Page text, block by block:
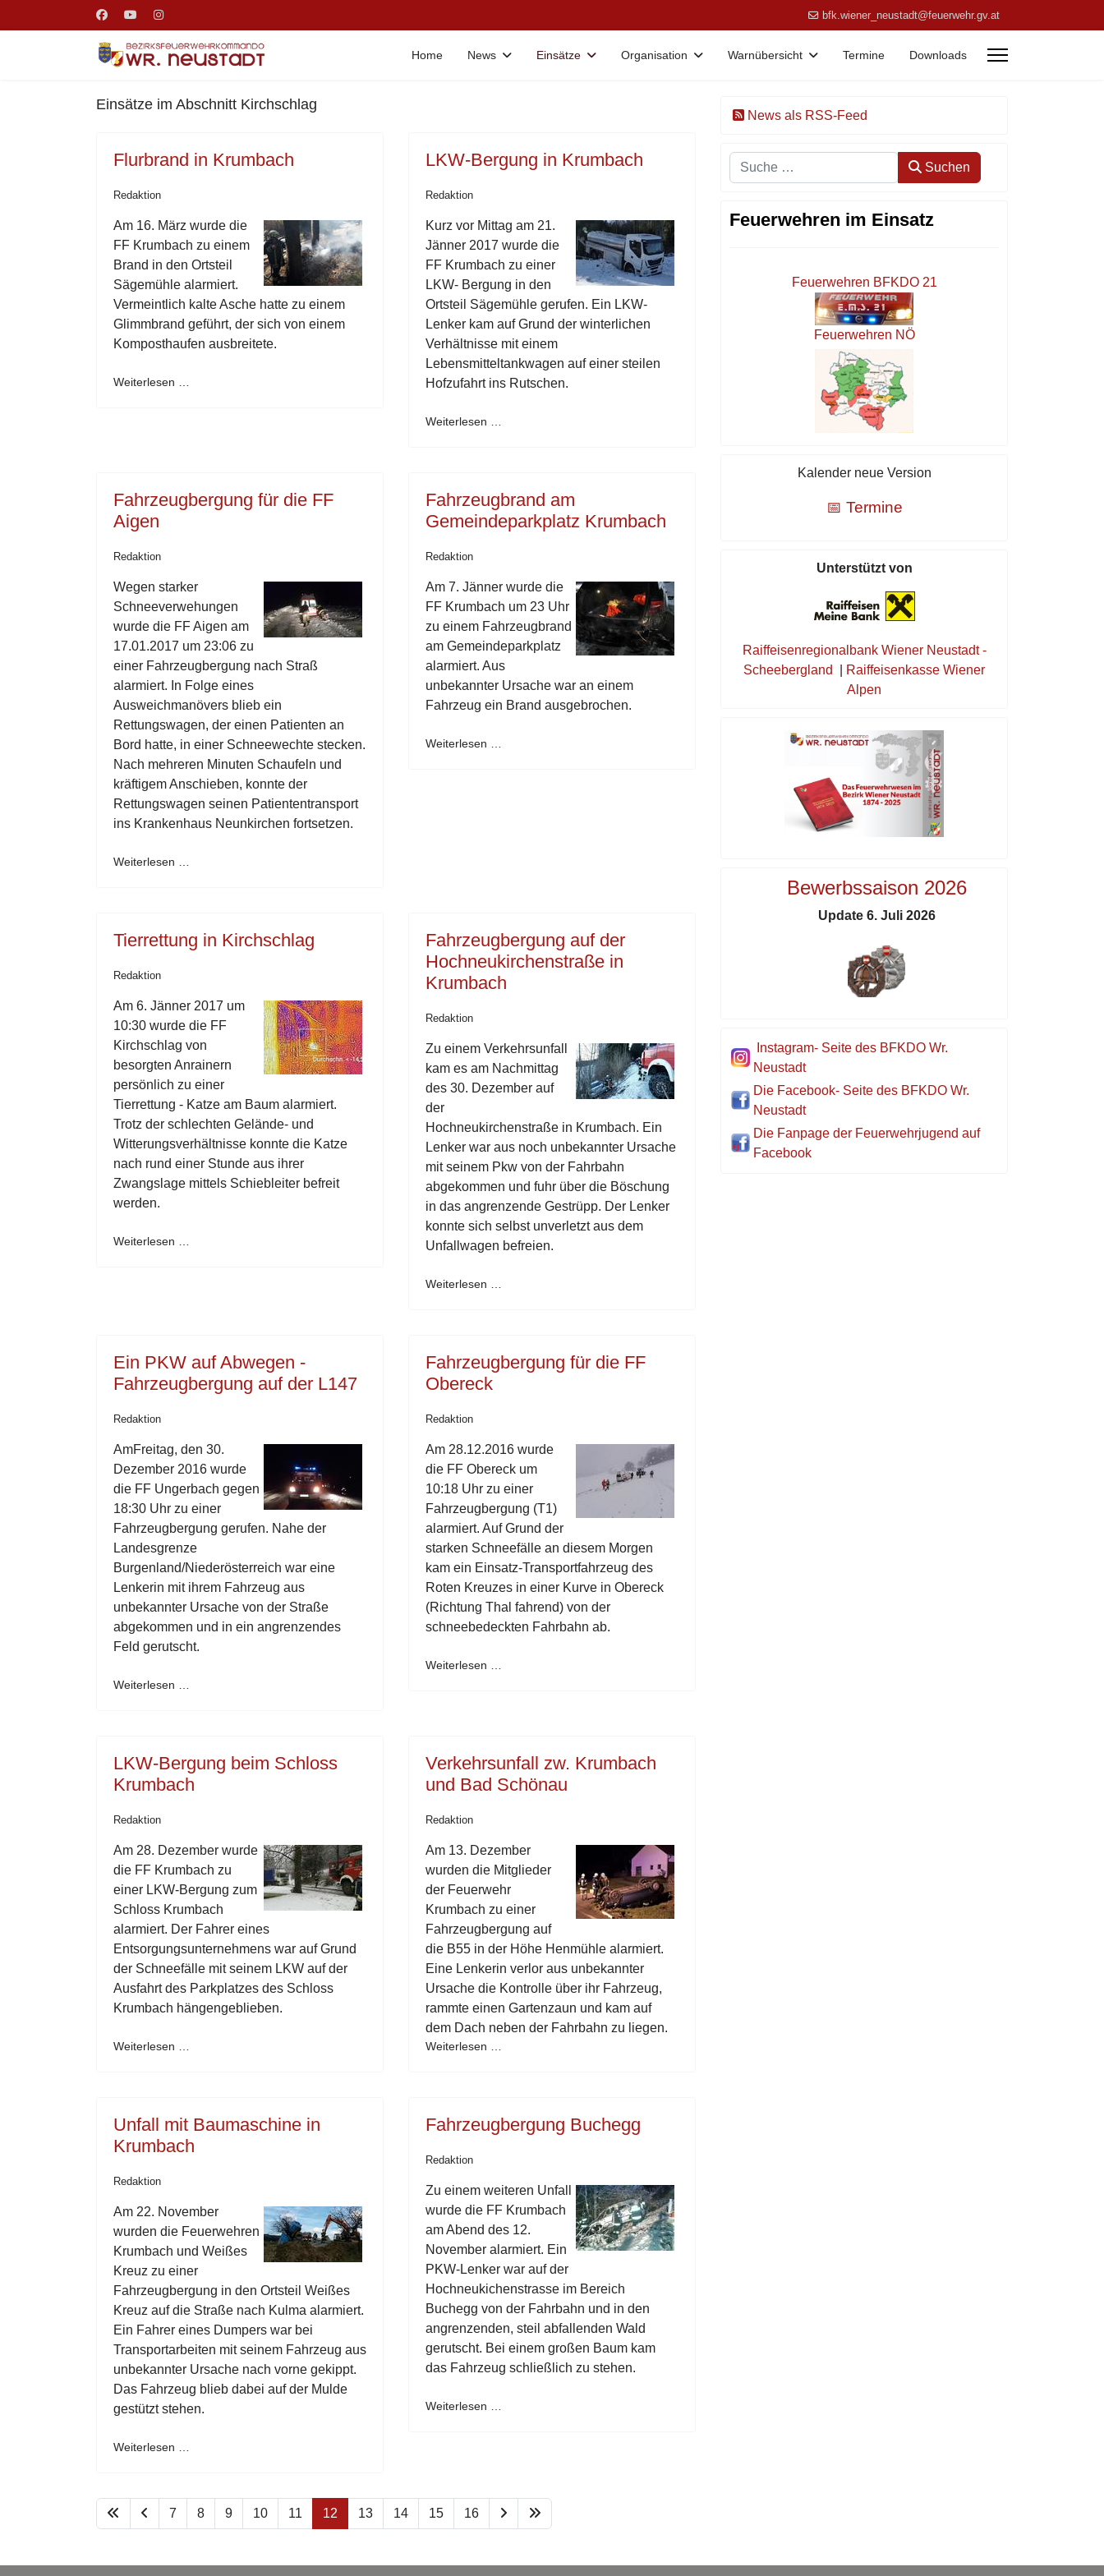
bfk.wiener_neustadt@feuerwehr.gv.at
Home News Einsätze Organisation Warnübersicht Termine Downloads
Einsätze im Abschnitt Kirchschlag
Flurbrand in Krumbach
Redaktion
Am 16. März wurde die
FF Krumbach zu einem
Brand in den Ortsteil
Sägemühle alarmiert.
Vermeintlich kalte Asche hatte zu einem
Glimmbrand geführt, der sich von einem
Komposthaufen ausbreitete.
Weiterlesen …
LKW-Bergung in Krumbach
Redaktion
Kurz vor Mittag am 21.
Jänner 2017 wurde die
FF Krumbach zu einer
LKW- Bergung in den
Ortsteil Sägemühle gerufen. Ein LKW-
Lenker kam auf Grund der winterlichen
Verhältnisse mit einem
Lebensmitteltankwagen auf einer steilen
Hofzufahrt ins Rutschen.
Weiterlesen …
Fahrzeugbergung für die FF
Aigen
Redaktion
Wegen starker
Schneeverwehungen
wurde die FF Aigen am
17.01.2017 um 23:06 zu
einer Fahrzeugbergung nach Straß
alarmiert. In Folge eines
Ausweichmanövers blieb ein
Rettungswagen, der einen Patienten an
Bord hatte, in einer Schneewechte stecken.
Nach mehreren Minuten Schaufeln und
kräftigem Anschieben, konnte der
Rettungswagen seinen Patiententransport
ins Krankenhaus Neunkirchen fortsetzen.
Weiterlesen …
Fahrzeugbrand am
Gemeindeparkplatz Krumbach
Redaktion
Am 7. Jänner wurde die
FF Krumbach um 23 Uhr
zu einem Fahrzeugbrand
am Gemeindeparkplatz
alarmiert. Aus
unbekannter Ursache war an einem
Fahrzeug ein Brand ausgebrochen.
Weiterlesen …
Tierrettung in Kirchschlag
Redaktion
Am 6. Jänner 2017 um
10:30 wurde die FF
Kirchschlag von
besorgten Anrainern
persönlich zu einer
Tierrettung - Katze am Baum alarmiert.
Trotz der schlechten Gelände- und
Witterungsverhältnisse konnte die Katze
nach rund einer Stunde aus ihrer
Zwangslage mittels Schiebleiter befreit
werden.
Weiterlesen …
Fahrzeugbergung auf der
Hochneukirchenstraße in
Krumbach
Redaktion
Zu einem Verkehrsunfall
kam es am Nachmittag
des 30. Dezember auf
der
Hochneukirchenstraße in Krumbach. Ein
Lenker war aus noch unbekannter Ursache
mit seinem Pkw von der Fahrbahn
abgekommen und fuhr über die Böschung
in das angrenzende Gestrüpp. Der Lenker
konnte sich selbst unverletzt aus dem
Unfallwagen befreien.
Weiterlesen …
Ein PKW auf Abwegen -
Fahrzeugbergung auf der L147
Redaktion
AmFreitag, den 30.
Dezember 2016 wurde
die FF Ungerbach gegen
18:30 Uhr zu einer
Fahrzeugbergung gerufen. Nahe der
Landesgrenze
Burgenland/Niederösterreich war eine
Lenkerin mit ihrem Fahrzeug aus
unbekannter Ursache von der Straße
abgekommen und in ein angrenzendes
Feld gerutscht.
Weiterlesen …
Fahrzeugbergung für die FF
Obereck
Redaktion
Am 28.12.2016 wurde
die FF Obereck um
10:18 Uhr zu einer
Fahrzeugbergung (T1)
alarmiert. Auf Grund der
starken Schneefälle an diesem Morgen
kam ein Einsatz-Transportfahrzeug des
Roten Kreuzes in einer Kurve in Obereck
(Richtung Thal fahrend) von der
schneebedeckten Fahrbahn ab.
Weiterlesen …
LKW-Bergung beim Schloss
Krumbach
Redaktion
Am 28. Dezember wurde
die FF Krumbach zu
einer LKW-Bergung zum
Schloss Krumbach
alarmiert. Der Fahrer eines
Entsorgungsunternehmens war auf Grund
der Schneefälle mit seinem LKW auf der
Ausfahrt des Parkplatzes des Schloss
Krumbach hängengeblieben.
Weiterlesen …
Verkehrsunfall zw. Krumbach
und Bad Schönau
Redaktion
Am 13. Dezember
wurden die Mitglieder
der Feuerwehr
Krumbach zu einer
Fahrzeugbergung auf
die B55 in der Höhe Henmühle alarmiert.
Eine Lenkerin verlor aus unbekannter
Ursache die Kontrolle über ihr Fahrzeug,
rammte einen Gartenzaun und kam auf
dem Dach neben der Fahrbahn zu liegen.
Weiterlesen …
Unfall mit Baumaschine in
Krumbach
Redaktion
Am 22. November
wurden die Feuerwehren
Krumbach und Weißes
Kreuz zu einer
Fahrzeugbergung in den Ortsteil Weißes
Kreuz auf die Straße nach Kulma alarmiert.
Ein Fahrer eines Dumpers war bei
Transportarbeiten mit seinem Fahrzeug aus
unbekannter Ursache nach vorne gekippt.
Das Fahrzeug blieb dabei auf der Mulde
gestützt stehen.
Weiterlesen …
Fahrzeugbergung Buchegg
Redaktion
Zu einem weiteren Unfall
wurde die FF Krumbach
am Abend des 12.
November alarmiert. Ein
PKW-Lenker war auf der
Hochneukichenstrasse im Bereich
Buchegg von der Fahrbahn und in den
angrenzenden, steil abfallenden Wald
gerutscht. Bei einem großen Baum kam
das Fahrzeug schließlich zu stehen.
Weiterlesen …
7 8 9 10 11 12 13 14 15 16
News als RSS-Feed
Suchen Suchen
Feuerwehren im Einsatz
Feuerwehren BFKDO 21
Feuerwehren NÖ
Kalender neue Version
📅 Termine
Unterstützt von
Raiffeisenregionalbank Wiener Neustadt -
Scheebergland
Raiffeisenkasse Wiener
Alpen
Bewerbssaison 2026
Update 6. Juli 2026
Instagram- Seite des BFKDO Wr.
Neustadt
Die Facebook- Seite des BFKDO Wr.
Neustadt
Die Fanpage der Feuerwehrjugend auf
Facebook